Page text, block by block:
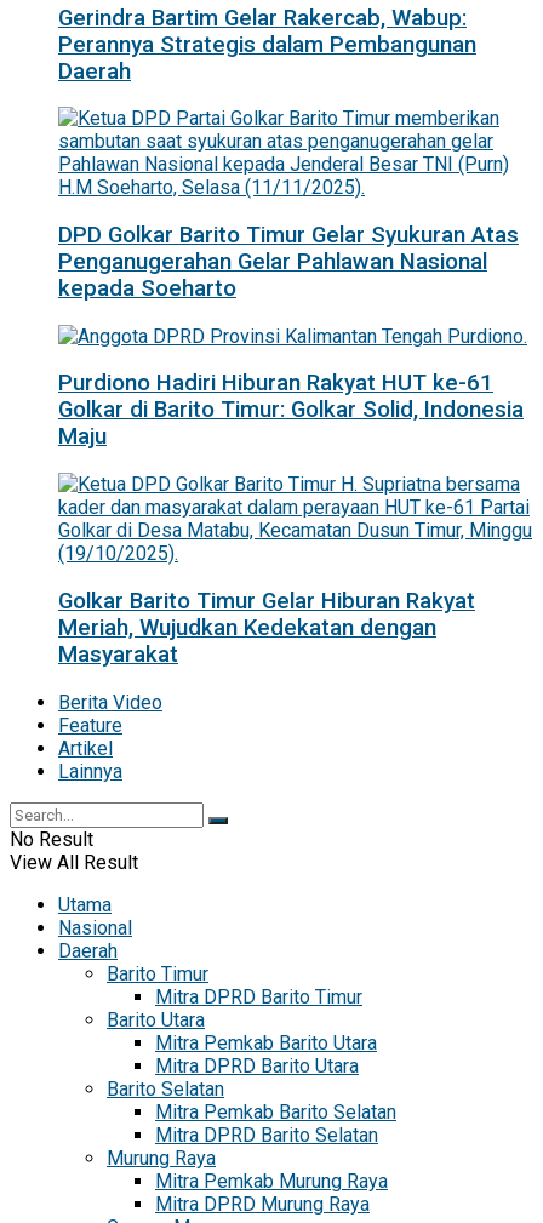
Gerindra Bartim Gelar Rakercab, Wabup:
Perannya Strategis dalam Pembangunan
Daerah
DPD Golkar Barito Timur Gelar Syukuran Atas
Penganugerahan Gelar Pahlawan Nasional
kepada Soeharto
Purdiono Hadiri Hiburan Rakyat HUT ke-61
Golkar di Barito Timur: Golkar Solid, Indonesia
Maju
Golkar Barito Timur Gelar Hiburan Rakyat
Meriah, Wujudkan Kedekatan dengan
Masyarakat
Berita Video
Feature
Artikel
Lainnya
No Result
View All Result
Utama
Nasional
Daerah
Barito Timur
Mitra DPRD Barito Timur
Barito Utara
Mitra Pemkab Barito Utara
Mitra DPRD Barito Utara
Barito Selatan
Mitra Pemkab Barito Selatan
Mitra DPRD Barito Selatan
Murung Raya
Mitra Pemkab Murung Raya
Mitra DPRD Murung Raya